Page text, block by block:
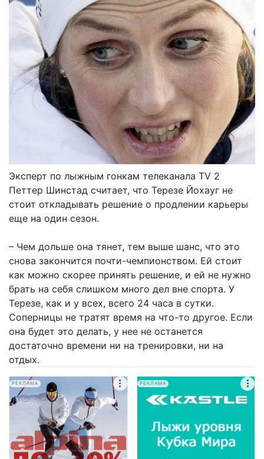
Эксперт по лыжным гонкам телеканала TV 2
Петтер Шинстад считает, что Терезе Йохауг не
стоит откладывать решение о продлении карьеры
еще на один сезон.
– Чем дольше она тянет, тем выше шанс, что это
снова закончится почти-чемпионством. Ей стоит
как можно скорее принять решение, и ей не нужно
брать на себя слишком много дел вне спорта. У
Терезе, как и у всех, всего 24 часа в сутки.
Соперницы не тратят время на что-то другое. Если
она будет это делать, у нее не останется
достаточно времени ни на тренировки, ни на
отдых.
РЕКЛАМА РЕКЛАМА